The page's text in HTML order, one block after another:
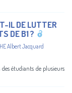
IL DE LUTTER
DE B1 ?
HE Albert Jacquard
étudiants de plusieurs